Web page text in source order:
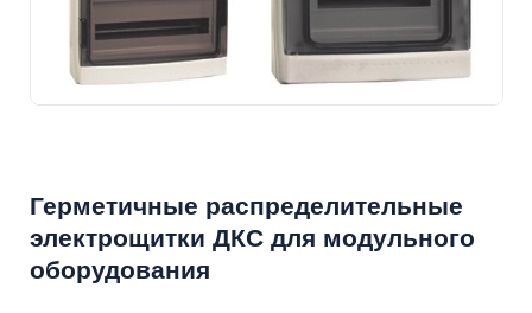
Герметичные распределительные
электрощитки ДКС для модульного
оборудования